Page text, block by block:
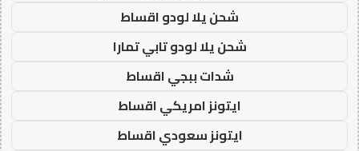
شحن يلا لودو اقساط
شحن يلا لودو تابي تمارا
شدات ببجي اقساط
ايتونز امريكي اقساط
ايتونز سعودي اقساط